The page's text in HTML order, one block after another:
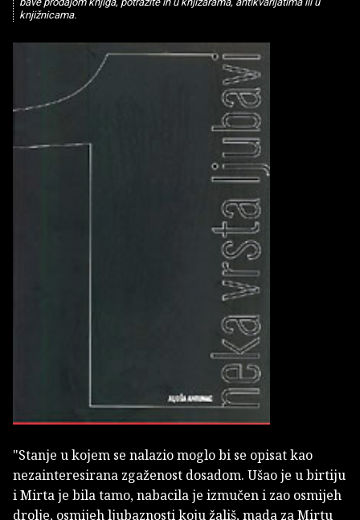
knjižnicama.
"Stanje u kojem se nalazio moglo bi se opisat kao
nezainteresirana zgaženost dosadom. Ušao je u birtiju
i Mirta je bila tamo, nabacila je izmučen i zao osmijeh
drolje, osmijeh ljubaznosti koju žališ, mada za Mirtu